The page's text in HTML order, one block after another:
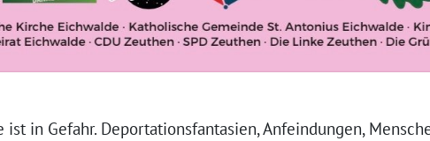
ist in Gefahr. Deportationsfantasien, Anfeindungen,